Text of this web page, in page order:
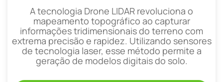
A tecnologia Drone LIDAR revoluciona o
mapeamento topográfico ao capturar
informações tridimensionais do terreno com
extrema precisão e rapidez. Utilizando sensores
de tecnologia laser, esse método permite a
geração de modelos digitais do solo.